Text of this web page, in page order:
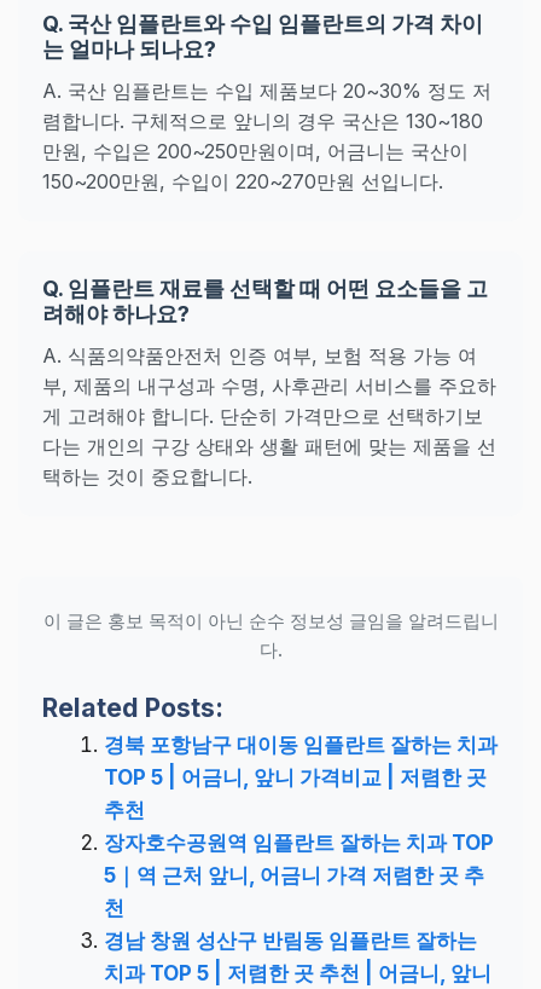
Q. 국산 임플란트와 수입 임플란트의 가격 차이
는 얼마나 되나요?
A. 국산 임플란트는 수입 제품보다 20~30% 정도 저
렴합니다. 구체적으로 앞니의 경우 국산은 130~180
만원, 수입은 200~250만원이며, 어금니는 국산이
150~200만원, 수입이 220~270만원 선입니다.
Q. 임플란트 재료를 선택할 때 어떤 요소들을 고
려해야 하나요?
A. 식품의약품안전처 인증 여부, 보험 적용 가능 여
부, 제품의 내구성과 수명, 사후관리 서비스를 주요하
게 고려해야 합니다. 단순히 가격만으로 선택하기보
다는 개인의 구강 상태와 생활 패턴에 맞는 제품을 선
택하는 것이 중요합니다.
이 글은 홍보 목적이 아닌 순수 정보성 글임을 알려드립니
다.
Related Posts:
경북 포항남구 대이동 임플란트 잘하는 치과
TOP 5 | 어금니, 앞니 가격비교 | 저렴한 곳
추천
장자호수공원역 임플란트 잘하는 치과 TOP
5｜역 근처 앞니, 어금니 가격 저렴한 곳 추
천
경남 창원 성산구 반림동 임플란트 잘하는
치과 TOP 5 | 저렴한 곳 추천 | 어금니, 앞니